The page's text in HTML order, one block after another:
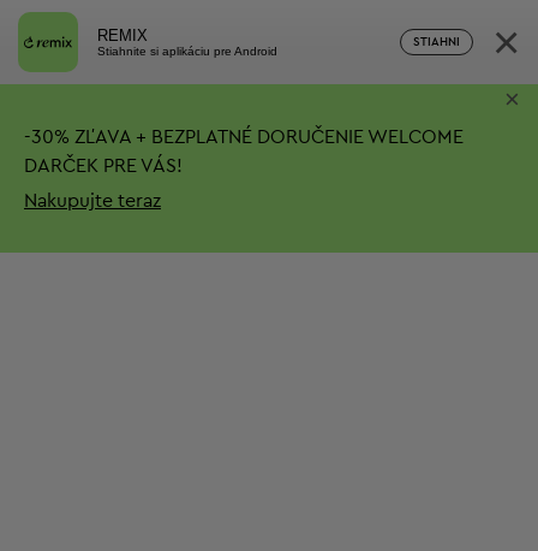
REMIX
Stiahnite si aplikáciu pre Android
STIAHNI ×
-30% ZĽAVA + BEZPLATNÉ DORUČENIE WELCOME
DARČEK PRE VÁS!
Nakupujte teraz
×